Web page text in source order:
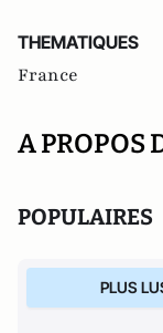
THEMATIQUES
France
A PROPOS
POPULAIRES
PLUS